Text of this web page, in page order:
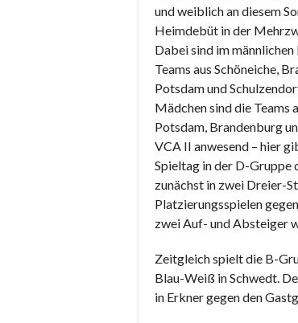
und weiblich an diesem
Heimdebüt in der
Dabei sind im
Teams aus Schöneiche,
Potsdam und
Mädchen sind die Teams
Potsdam, Brandenburg
VCA II anwesend – hier
Spieltag in der D-Gruppe
zunächst in zwei Dreier-
Platzierungsspielen
zwei Auf- und Absteiger
Zeitgleich spielt die B-
Blau-Weiß in Schwedt.
in Erkner gegen den